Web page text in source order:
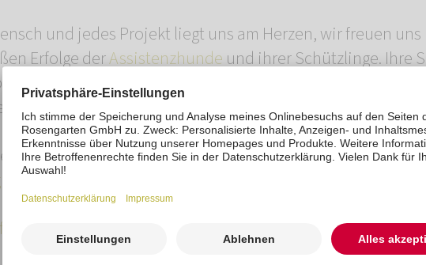
und jedes Projekt liegt uns am Herzen, wir freuen
Erfolge derAssistenzhunde und ihrer Schützlinge. Ihre
dazu bei, dass Mensch-Tier-Teams zueinanderfinden
Band knüpfen. Vielen Dank.
uns, Euch auf diesem Weg den neuenImagefilm der
vorstellen zu können und sind auf Eure Reaktionen
Tieren, den Menschen zu helfen